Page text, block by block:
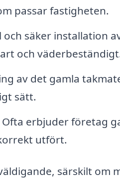
passar fastigheten.
och säker installation
och
av det gamla
sätt.
Ofta erbjuder företag
utfört.
särskilt om